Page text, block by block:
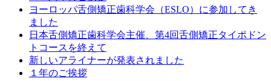
ヨーロッパ舌側矯正歯科学会（ESLO）に参加してき
ました
日本舌側矯正歯科学会主催、第4回舌側矯正タイポドン
トコースを終えて
新しいアライナーが発表されました
１年のご挨拶